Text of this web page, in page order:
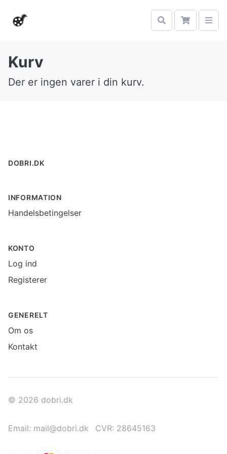
Kurv
Der er ingen varer i din kurv.
DOBRI.DK
INFORMATION
Handelsbetingelser
KONTO
Log ind
Registerer
GENERELT
Om os
Kontakt
© 2026 dobri.dk
Email: mail@dobri.dk CVR: 28645163